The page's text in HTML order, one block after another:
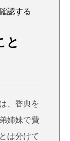
認する
と
、香典を
姉妹で費
は分けて